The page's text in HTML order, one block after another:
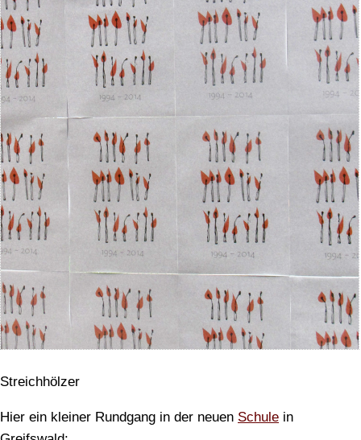
Streichhölzer
Hier ein kleiner Rundgang in der neuen Schule in